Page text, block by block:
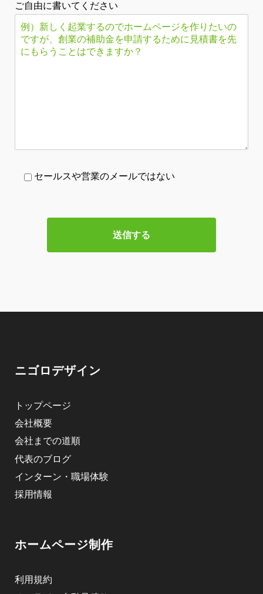
ご自由に書いてください
セールスや営業のメールではない
ニゴロデザイン
トップページ
会社概要
会社までの道順
代表のブログ
インターン・職場体験
採用情報
ホームページ制作
利用規約